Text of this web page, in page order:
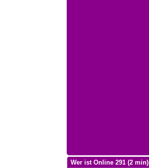
Wer ist Online 291 (2 min)